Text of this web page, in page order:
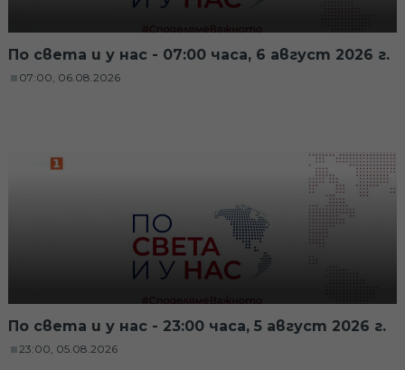
По света и у нас - 07:00 часа, 6 август 2026 г.
07:00, 06.08.2026
По света и у нас - 23:00 часа, 5 август 2026 г.
23:00, 05.08.2026